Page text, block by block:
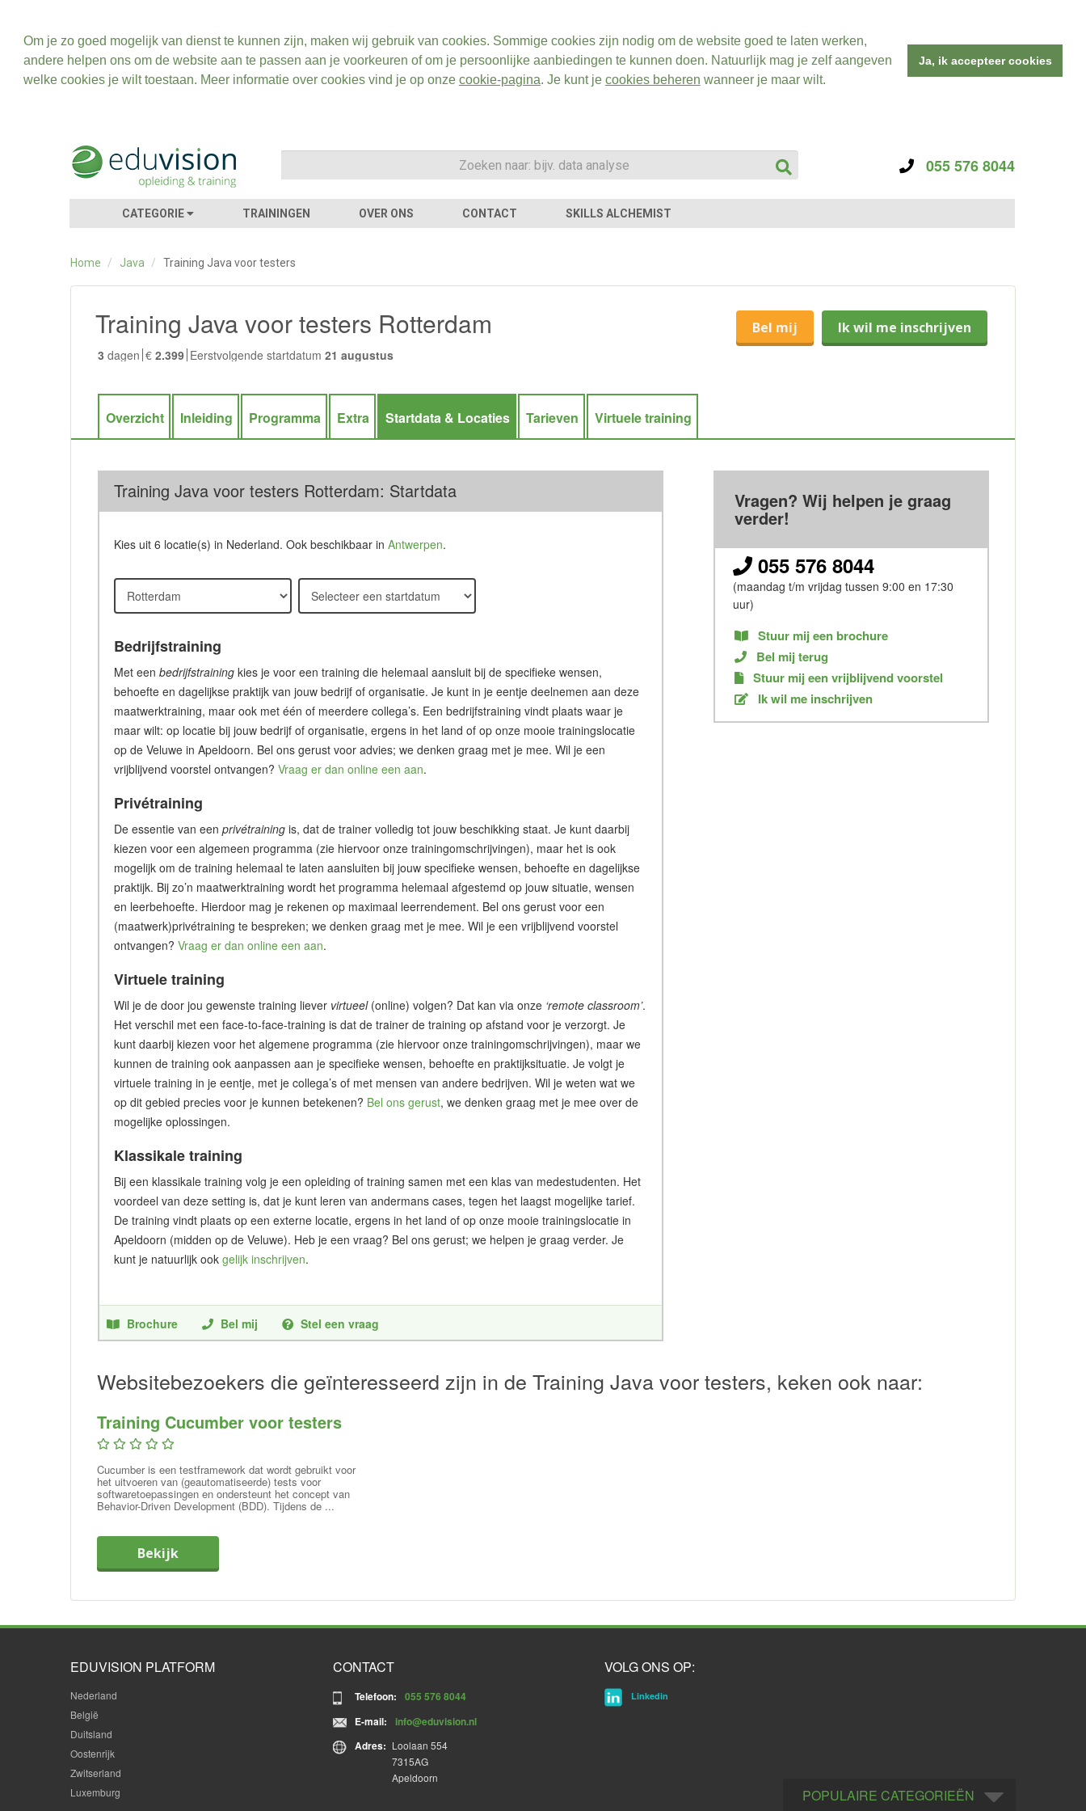
Om je zo goed mogelijk van dienst te kunnen zijn, maken wij gebruik van cookies. Sommige cookies zijn nodig om de website goed te laten werken,
andere helpen ons om de website aan te passen aan je voorkeuren of om je persoonlijke aanbiedingen te kunnen doen. Natuurlijk mag je zelf aangeven
welke cookies je wilt toestaan. Meer informatie over cookies vind je op onze cookie-pagina. Je kunt je cookies beheren wanneer je maar wilt.
Ja, ik accepteer cookies
055 576 8044
CATEGORIE TRAININGEN OVER ONS CONTACT SKILLS ALCHEMIST
Home / Java / Training Java voor testers
Training Java voor testers Rotterdam
3 dagen € 2.399 Eerstvolgende startdatum 21 augustus
Bel mij Ik wil me inschrijven
Overzicht Inleiding Programma Extra Startdata & Locaties Tarieven Virtuele training
Training Java voor testers Rotterdam: Startdata
Kies uit 6 locatie(s) in Nederland. Ook beschikbaar in Antwerpen.
Bedrijfstraining
Met een bedrijfstraining kies je voor een training die helemaal aansluit bij de specifieke wensen,
behoefte en dagelijkse praktijk van jouw bedrijf of organisatie. Je kunt in je eentje deelnemen aan deze
maatwerktraining, maar ook met één of meerdere collega’s. Een bedrijfstraining vindt plaats waar je
maar wilt: op locatie bij jouw bedrijf of organisatie, ergens in het land of op onze mooie trainingslocatie
op de Veluwe in Apeldoorn. Bel ons gerust voor advies; we denken graag met je mee. Wil je een
vrijblijvend voorstel ontvangen? Vraag er dan online een aan.
Privétraining
De essentie van een privétraining is, dat de trainer volledig tot jouw beschikking staat. Je kunt daarbij
kiezen voor een algemeen programma (zie hiervoor onze trainingomschrijvingen), maar het is ook
mogelijk om de training helemaal te laten aansluiten bij jouw specifieke wensen, behoefte en dagelijkse
praktijk. Bij zo’n maatwerktraining wordt het programma helemaal afgestemd op jouw situatie, wensen
en leerbehoefte. Hierdoor mag je rekenen op maximaal leerrendement. Bel ons gerust voor een
(maatwerk)privétraining te bespreken; we denken graag met je mee. Wil je een vrijblijvend voorstel
ontvangen? Vraag er dan online een aan.
Virtuele training
Wil je de door jou gewenste training liever virtueel(online) volgen? Dat kan via onze ‘remote classroom’.
Het verschil met een face-to-face-training is dat de trainer de training op afstand voor je verzorgt. Je
kunt daarbij kiezen voor het algemene programma (zie hiervoor onze trainingomschrijvingen), maar we
kunnen de training ook aanpassen aan je specifieke wensen, behoefte en praktijksituatie. Je volgt je
virtuele training in je eentje, met je collega’s of met mensen van andere bedrijven. Wil je weten wat we
op dit gebied precies voor je kunnen betekenen? Bel ons gerust, we denken graag met je mee over de
mogelijke oplossingen.
Klassikale training
Bij een klassikale training volg je een opleiding of training samen met een klas van medestudenten. Het
voordeel van deze setting is, dat je kunt leren van andermans cases, tegen het laagst mogelijke tarief.
De training vindt plaats op een externe locatie, ergens in het land of op onze mooie trainingslocatie in
Apeldoorn (midden op de Veluwe). Heb je een vraag? Bel ons gerust; we helpen je graag verder. Je
kunt je natuurlijk ook gelijk inschrijven.
Brochure Bel mij Stel een vraag
Vragen? Wij helpen je graag
verder!
055 576 8044
(maandag t/m vrijdag tussen 9:00 en 17:30
uur)
Stuur mij een brochure
Bel mij terug
Stuur mij een vrijblijvend voorstel
Ik wil me inschrijven
Websitebezoekers die geïnteresseerd zijn in de Training Java voor testers, keken ook naar:
Training Cucumber voor testers
Cucumber is een testframework dat wordt gebruikt voor
het uitvoeren van (geautomatiseerde) tests voor
softwaretoepassingen en ondersteunt het concept van
Behavior-Driven Development (BDD). Tijdens de ...
Bekijk
EDUVISION PLATFORM
Nederland
België
Duitsland
Oostenrijk
Zwitserland
Luxemburg
CONTACT
Telefoon:
055 576 8044
E-mail:
info@eduvision.nl
Adres: Loolaan 554
7315AG
Apeldoorn
VOLG ONS OP:
Linkedin
POPULAIRE CATEGORIEËN